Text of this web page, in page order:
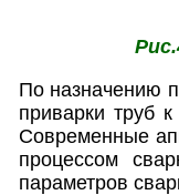
По назначению
приварки труб
Современные
процессом
параметров